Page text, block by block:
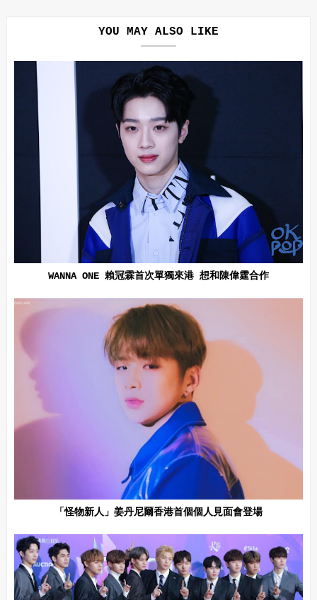
YOU MAY ALSO LIKE
WANNA ONE 賴冠霖首次單獨來港 想和陳偉霆合作
「怪物新人」姜丹尼爾香港首個個人見面會登場